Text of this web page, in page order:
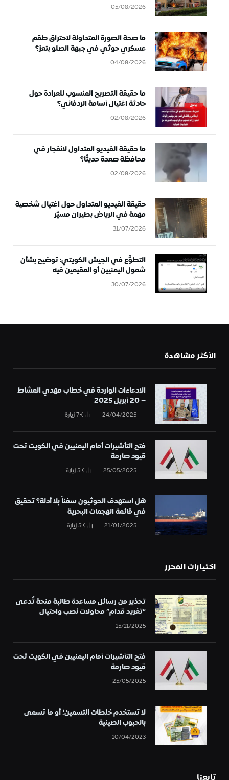
05/08/2026
ما صحة الصورة المتداولة لاحتراق طقم
عسكري حوثي في جبهة الصلو بتعز؟
04/08/2026
ما حقيقة التصريح المنسوب للعرادة حول
حادثة اغتيال أسامة الردفاني؟
02/08/2026
ما حقيقة الفيديو المتداول لانفجار في
محافظة صعدة حديثًا؟
02/08/2026
حقيقة الفيديو المتداول حول اغتيال شخصية
مهمة في الرياض بطيران مسيَّر
31/07/2026
التطوُّع في الجيش الكويتي: توضيح بشأن
شمول اليمنيين أو المقيمين فيه
30/07/2026
الأكثر مشاهدة
الادعاءات الواردة في خطاب مهدي المشاط
– 20 أبريل 2025
24/04/2025
7Kزيارة
فتح التأشيرات أمام اليمنيين في الكويت تحت
قيود صارمة
25/05/2025
5Kزيارة
هل استهدف الحوثيون سفناً بلا أدلة؟ تحقيق
في قائمة الهجمات البحرية
21/01/2025
5Kزيارة
اختيارات المحرر
تحذير من رسائل مساعدة طالبة منحة تُدعى
“تغريد قدام” محاولات نصب واحتيال
15/11/2025
فتح التأشيرات أمام اليمنيين في الكويت تحت
قيود صارمة
25/05/2025
لا تستخدم خلطات التسمين؛ أو ما تسمى
بالحبوب الصينية
10/04/2023